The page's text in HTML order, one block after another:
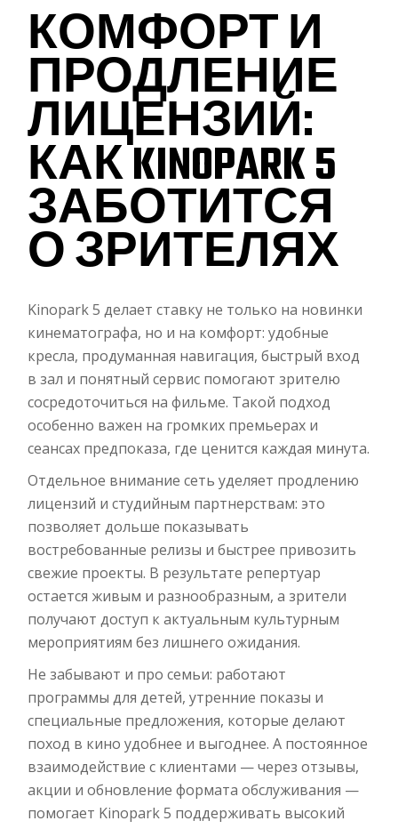
КОМФОРТ И
ПРОДЛЕНИЕ
ЛИЦЕНЗИЙ:
КАК KINOPARK 5
ЗАБОТИТСЯ
О ЗРИТЕЛЯХ
Kinopark 5 делает ставку не только на новинки
кинематографа, но и на комфорт: удобные
кресла, продуманная навигация, быстрый вход
в зал и понятный сервис помогают зрителю
сосредоточиться на фильме. Такой подход
особенно важен на громких премьерах и
сеансах предпоказа, где ценится каждая минута.
Отдельное внимание сеть уделяет продлению
лицензий и студийным партнерствам: это
позволяет дольше показывать
востребованные релизы и быстрее привозить
свежие проекты. В результате репертуар
остается живым и разнообразным, а зрители
получают доступ к актуальным культурным
мероприятиям без лишнего ожидания.
Не забывают и про семьи: работают
программы для детей, утренние показы и
специальные предложения, которые делают
поход в кино удобнее и выгоднее. А постоянное
взаимодействие с клиентами — через отзывы,
акции и обновление формата обслуживания —
помогает Kinopark 5 поддерживать высокий